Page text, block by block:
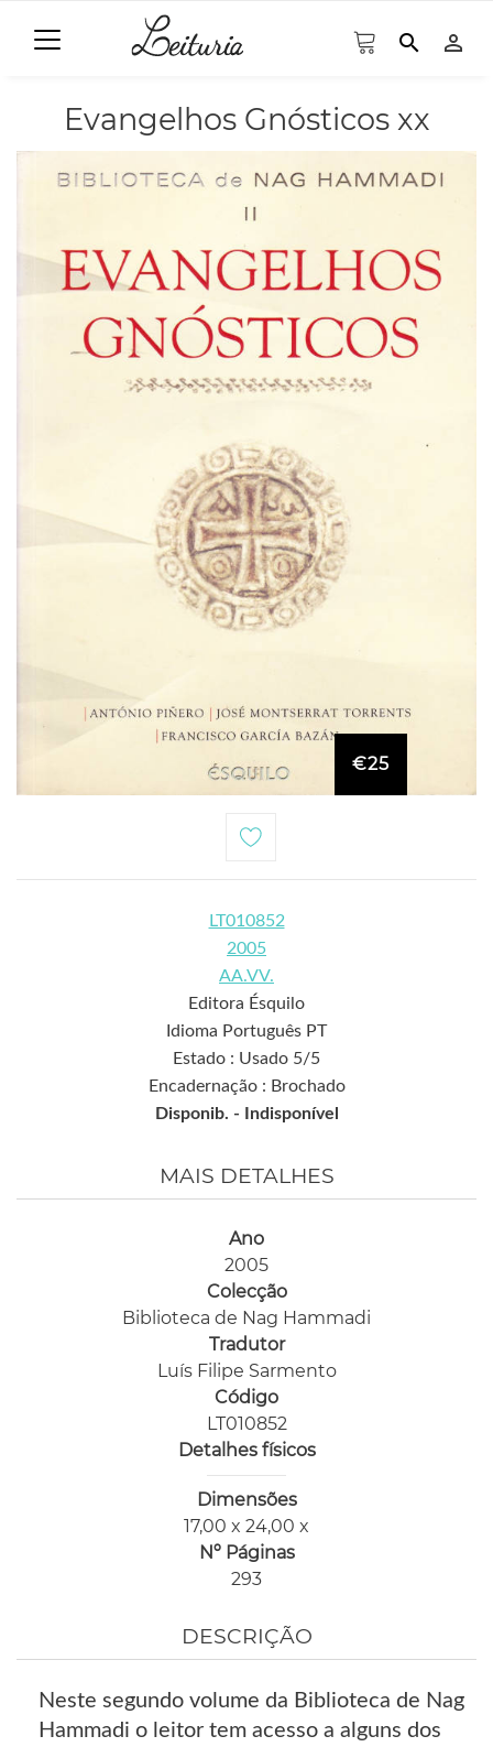
search person_outline
Evangelhos Gnósticos xx
€25
LT010852
2005
AA.VV.
Editora Ésquilo
Idioma Português PT
Estado : Usado 5/5
Encadernação : Brochado
Disponib. -
Indisponível
MAIS DETALHES
Ano
2005
Colecção
Biblioteca de Nag Hammadi
Tradutor
Luís Filipe Sarmento
Código
LT010852
Detalhes físicos
Dimensões
17,00 x 24,00 x
Nº Páginas
293
DESCRIÇÃO
Neste segundo volume da Biblioteca de Nag
Hammadi o leitor tem acesso a alguns dos